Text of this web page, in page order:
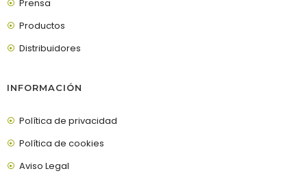
Prensa
Productos
Distribuidores
INFORMACIÓN
Política de privacidad
Política de cookies
Aviso Legal